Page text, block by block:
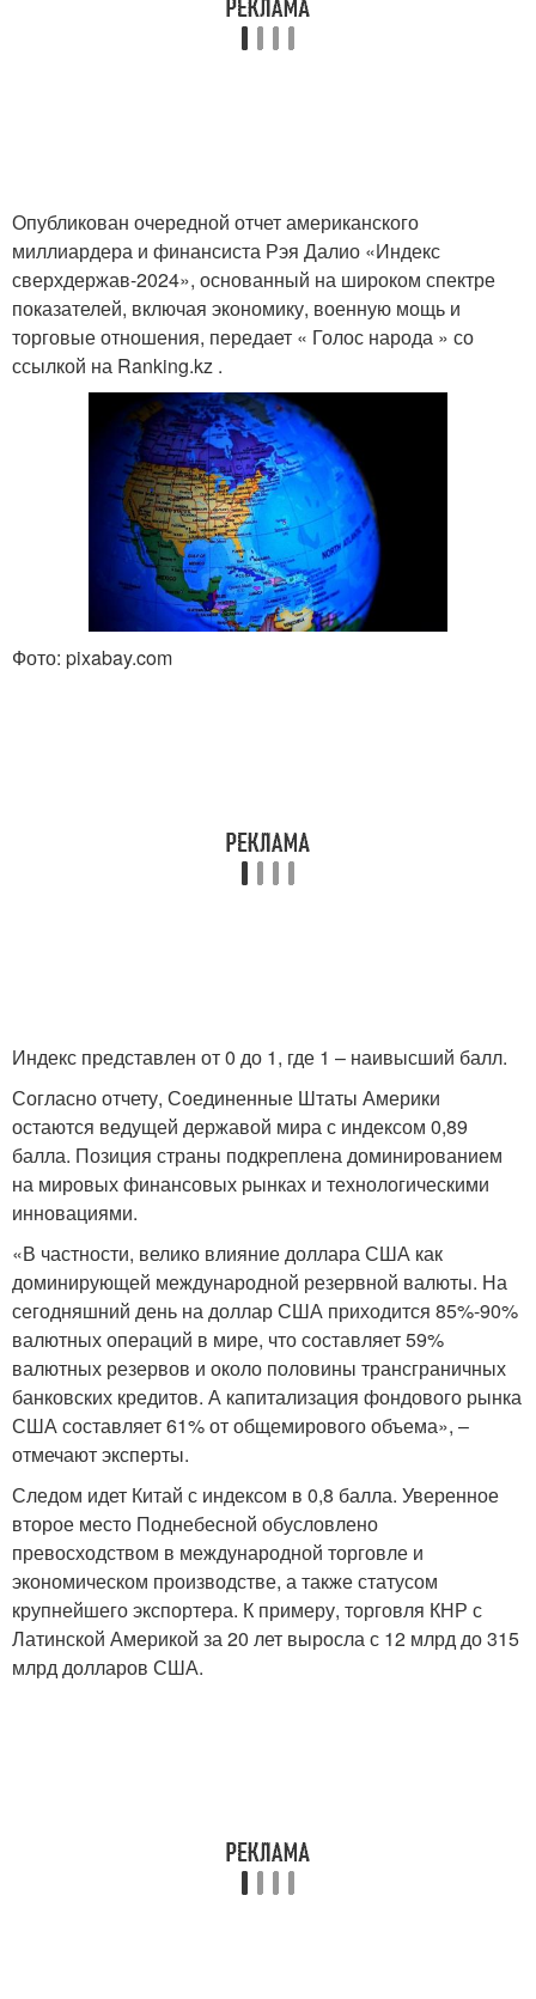
Опубликован очередной отчет американского
миллиардера и финансиста Рэя Далио «Индекс
сверхдержав-2024», основанный на широком спектре
показателей, включая экономику, военную мощь и
торговые отношения, передает « Голос народа » со
ссылкой на Ranking.kz .
Фото: pixabay.com
Индекс представлен от 0 до 1, где 1 – наивысший балл.
Согласно отчету, Соединенные Штаты Америки
остаются ведущей державой мира с индексом 0,89
балла. Позиция страны подкреплена доминированием
на мировых финансовых рынках и технологическими
инновациями.
«В частности, велико влияние доллара США как
доминирующей международной резервной валюты. На
сегодняшний день на доллар США приходится 85%-90%
валютных операций в мире, что составляет 59%
валютных резервов и около половины трансграничных
банковских кредитов. А капитализация фондового рынка
США составляет 61% от общемирового объема», –
отмечают эксперты.
Следом идет Китай с индексом в 0,8 балла. Уверенное
второе место Поднебесной обусловлено
превосходством в международной торговле и
экономическом производстве, а также статусом
крупнейшего экспортера. К примеру, торговля КНР с
Латинской Америкой за 20 лет выросла с 12 млрд до 315
млрд долларов США.